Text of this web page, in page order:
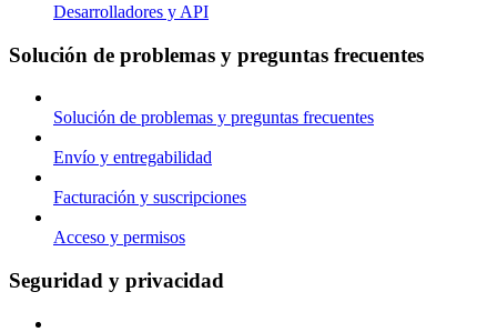
Desarrolladores y API
Solución de problemas y preguntas frecuentes
Solución de problemas y preguntas frecuentes
Envío y entregabilidad
Facturación y suscripciones
Acceso y permisos
Seguridad y privacidad